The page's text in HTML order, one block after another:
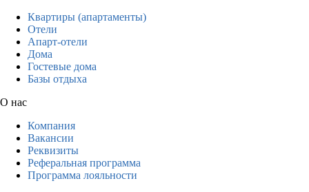
Квартиры (апартаменты)
Отели
Апарт-отели
Дома
Гостевые дома
Базы отдыха
О нас
Компания
Вакансии
Реквизиты
Реферальная программа
Программа лояльности